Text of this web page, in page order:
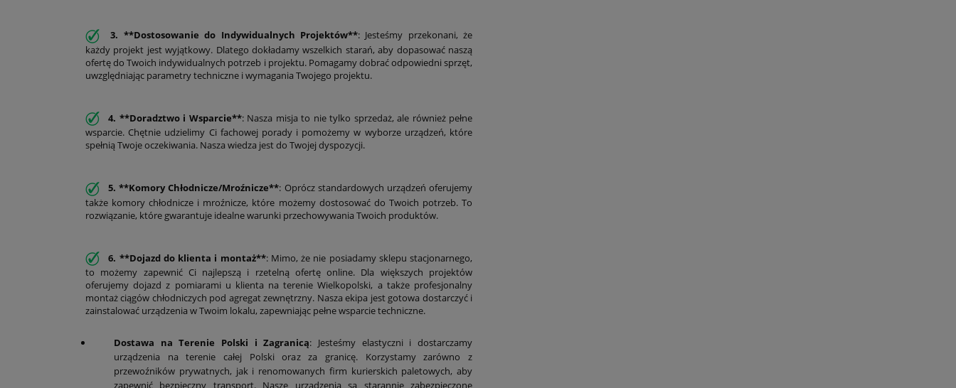
3. **Dostosowanie do Indywidualnych Projektów**: Jesteśmy przekonani, że
każdy projekt jest wyjątkowy. Dlatego dokładamy wszelkich starań, aby dopasować naszą
ofertę do Twoich indywidualnych potrzeb i projektu. Pomagamy dobrać odpowiedni sprzęt,
uwzględniając parametry techniczne i wymagania Twojego projektu.
4. **Doradztwo i Wsparcie**: Nasza misja to nie tylko sprzedaż, ale również pełne
wsparcie. Chętnie udzielimy Ci fachowej porady i pomożemy w wyborze urządzeń, które
spełnią Twoje oczekiwania. Nasza wiedza jest do Twojej dyspozycji.
5. **Komory Chłodnicze/Mroźnicze**: Oprócz standardowych urządzeń oferujemy
także komory chłodnicze i mroźnicze, które możemy dostosować do Twoich potrzeb. To
rozwiązanie, które gwarantuje idealne warunki przechowywania Twoich produktów.
6. **Dojazd do klienta i montaż**: Mimo, że nie posiadamy sklepu stacjonarnego,
to możemy zapewnić Ci najlepszą i rzetelną ofertę online. Dla większych projektów
oferujemy dojazd z pomiarami u klienta na terenie Wielkopolski, a także profesjonalny
montaż ciągów chłodniczych pod agregat zewnętrzny. Nasza ekipa jest gotowa dostarczyć i
zainstalować urządzenia w Twoim lokalu, zapewniając pełne wsparcie techniczne.
Dostawa na Terenie Polski i Zagranicą: Jesteśmy elastyczni i dostarczamy
urządzenia na terenie całej Polski oraz za granicę. Korzystamy zarówno z
przewoźników prywatnych, jak i renomowanych firm kurierskich paletowych, aby
zapewnić bezpieczny transport. Nasze urządzenia są starannie zabezpieczone